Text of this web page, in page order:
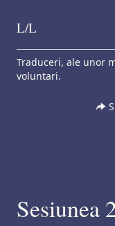
Skip to content
L/L
Traduceri, ale unor
voluntari.
Sesiunea